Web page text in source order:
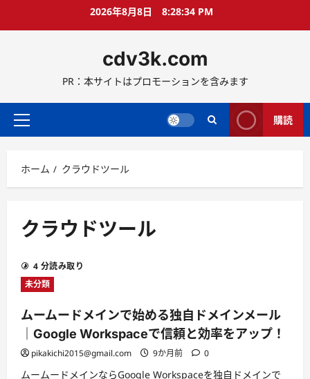
ス
ッ
2026年8月8日 8:28:35 PM
cdv3k.com
PR：本サイトはプロモーションを含みます
メ
メ
ニ
ー
購読
ホーム クラウドツール
クラウドツール
4 分読み取り
未分類
ムームードメインで始める独自ドメインメール
｜Google Workspaceで信頼と効率をアップ！
pikakichi2015@gmail.com 9か月前 0
ムームードメインならGoogle Workspaceを独自ドメインで